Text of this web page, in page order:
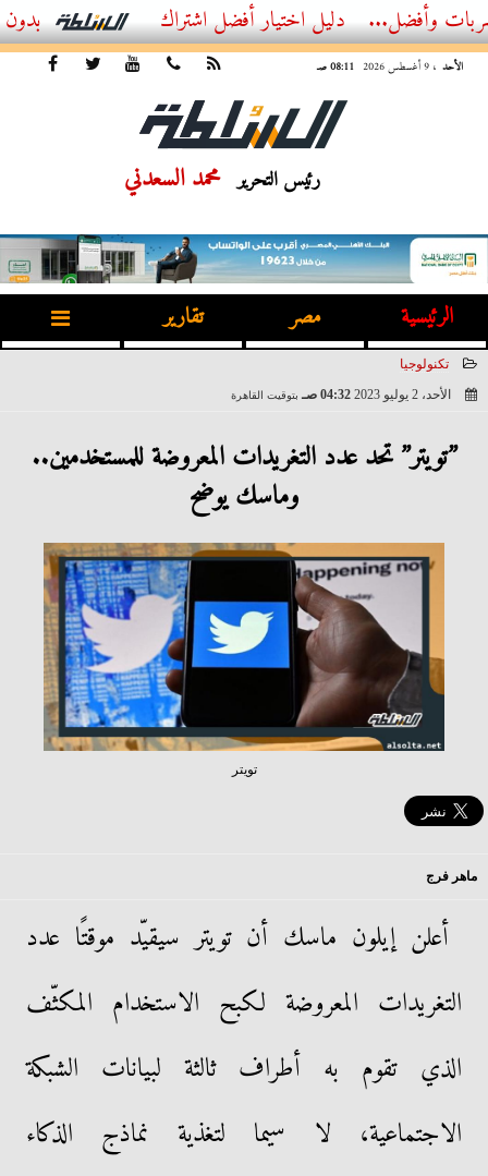
أفضل اشتراك IPTV بدون تقطيع 2026 – دليل المشاهد العصري
الأحد ، 9 أغسطس 2026 08:11 صـ
رئيس التحرير محمد السعدني
الرئيسية مصر تقارير
تكنولوجيا
الأحد، 2 يوليو 2023
04:32 صـ بتوقيت القاهرة
”تويتر” تحد عدد التغريدات المعروضة للمستخدمين..
وماسك يوضح
تويتر
ماهر فرج
أعلن إيلون ماسك أن تويتر سيقيّد موقتًا عدد
التغريدات المعروضة لكبح الاستخدام المكثّف
الذي تقوم به أطراف ثالثة لبيانات الشبكة
الاجتماعية، لا سيما لتغذية نماذج الذكاء